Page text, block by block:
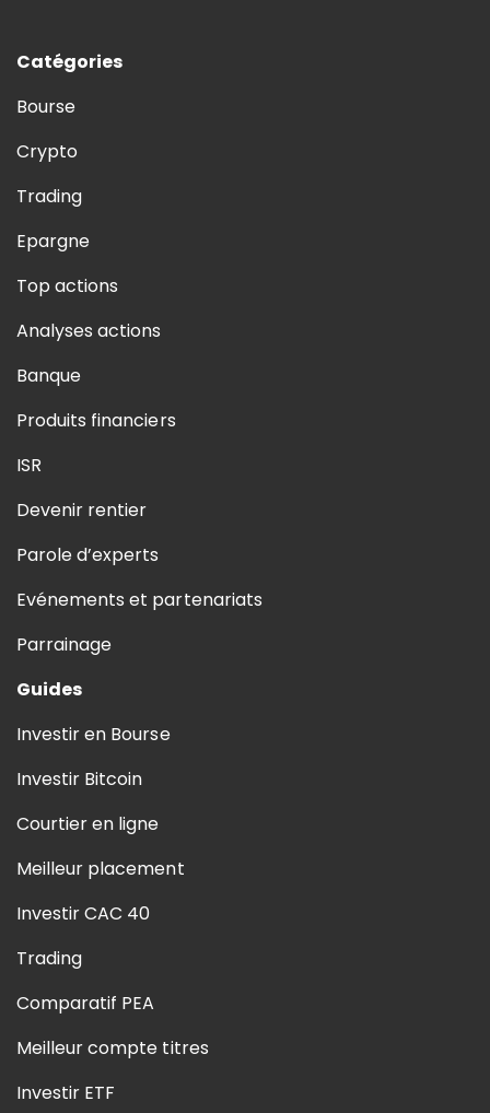
Catégories
Bourse
Crypto
Trading
Epargne
Top actions
Analyses actions
Banque
Produits financiers
ISR
Devenir rentier
Parole d’experts
Evénements et partenariats
Parrainage
Guides
Investir en Bourse
Investir Bitcoin
Courtier en ligne
Meilleur placement
Investir CAC 40
Trading
Comparatif PEA
Meilleur compte titres
Investir ETF